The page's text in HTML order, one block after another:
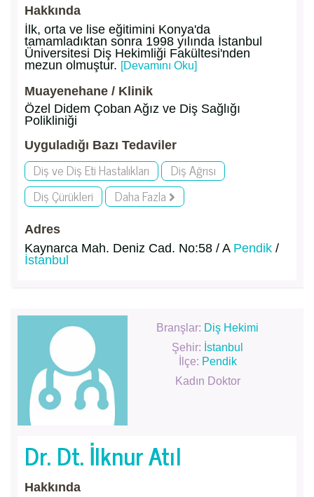
Hakkında
İlk, orta ve lise eğitimini Konya'da
tamamladıktan sonra 1998 yılında İstanbul
Üniversitesi Diş Hekimliği Fakültesi'nden
mezun olmuştur. [Devamını Oku]
Muayenehane / Klinik
Özel Didem Çoban Ağız ve Diş Sağlığı
Polikliniği
Uyguladığı Bazı Tedaviler
Diş ve Diş Eti Hastalıkları
Diş Ağrısı
Diş Çürükleri
Daha Fazla
Adres
Kaynarca Mah. Deniz Cad. No:58 / A Pendik /
İstanbul
Branşlar: Diş Hekimi
Şehir: İstanbul
İlçe: Pendik
Kadın Doktor
Dr. Dt. İlknur Atıl
Hakkında